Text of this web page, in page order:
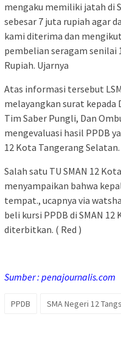
mengaku memiliki jatah di
sebesar 7 juta rupiah agar
kami diterima dan
pembelian seragam senilai
Rupiah. Ujarnya
Atas informasi tersebut
melayangkan surat kepada
Tim Saber Pungli, Dan
mengevaluasi hasil PPDB
12 Kota Tangerang Selatan.
Salah satu TU SMAN 12
menyampaikan bahwa
tempat., ucapnya via
beli kursi PPDB di SMAN
diterbitkan. ( Red )
Sumber : penajournalis.com
PPDB SMA Negeri 12